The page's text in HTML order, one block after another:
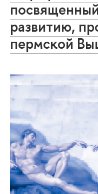
развитию,
пермской